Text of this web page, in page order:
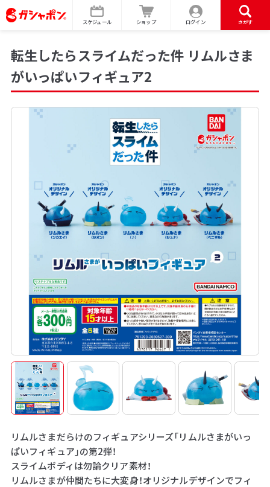
スケジュール ショップ ログイン さがす
転生したらスライムだった件 リムルさま
がいっぱいフィギュア2
リムルさまだらけのフィギュアシリーズ「リムルさまがいっ
ぱいフィギュア」の第2弾！
スライムボディは勿論クリア素材！
リムルさまが仲間たちに大変身！オリジナルデザインでフィ